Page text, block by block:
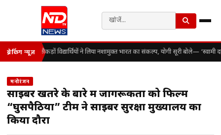
ब्रेकिंग न्यूज़ सैकड़ों विद्यार्थियों ने लिया नशामुक्त भारत का संकल्प, योगी सूरी बोले—
मनोरंजन
साइबर खतरे के बारे में जागरूकता को फिल्म
“घुसपैठिया” टीम ने साइबर सुरक्षा मुख्यालय का
किया दौरा